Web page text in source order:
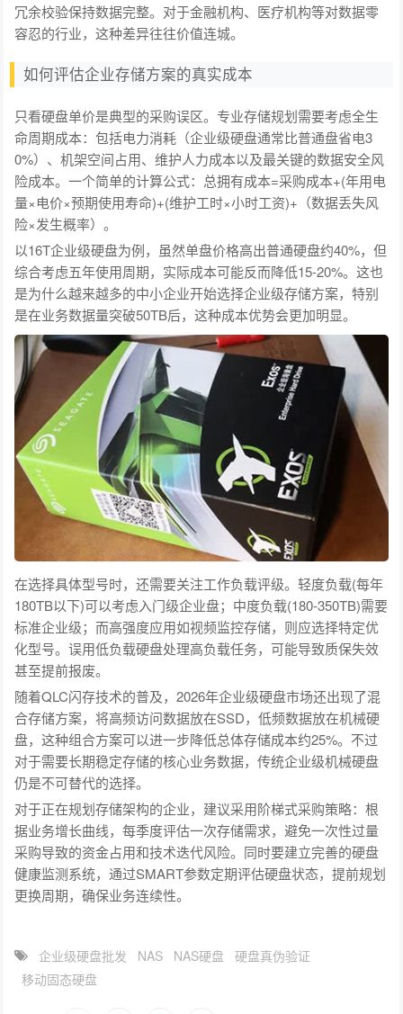
冗余校验保持数据完整。对于金融机构、医疗机构等对数据零
容忍的行业，这种差异往往价值连城。
如何评估企业存储方案的真实成本
只看硬盘单价是典型的采购误区。专业存储规划需要考虑全生
命周期成本：包括电力消耗（企业级硬盘通常比普通盘省电3
0%）、机架空间占用、维护人力成本以及最关键的数据安全风
险成本。一个简单的计算公式：总拥有成本=采购成本+(年用电
量×电价×预期使用寿命)+(维护工时×小时工资)+（数据丢失风
险×发生概率）。
以16T企业级硬盘为例，虽然单盘价格高出普通硬盘约40%，但
综合考虑五年使用周期，实际成本可能反而降低15-20%。这也
是为什么越来越多的中小企业开始选择企业级存储方案，特别
是在业务数据量突破50TB后，这种成本优势会更加明显。
在选择具体型号时，还需要关注工作负载评级。轻度负载(每年
180TB以下)可以考虑入门级企业盘；中度负载(180-350TB)需要
标准企业级；而高强度应用如视频监控存储，则应选择特定优
化型号。误用低负载硬盘处理高负载任务，可能导致质保失效
甚至提前报废。
随着QLC闪存技术的普及，2026年企业级硬盘市场还出现了混
合存储方案，将高频访问数据放在SSD，低频数据放在机械硬
盘，这种组合方案可以进一步降低总体存储成本约25%。不过
对于需要长期稳定存储的核心业务数据，传统企业级机械硬盘
仍是不可替代的选择。
对于正在规划存储架构的企业，建议采用阶梯式采购策略：根
据业务增长曲线，每季度评估一次存储需求，避免一次性过量
采购导致的资金占用和技术迭代风险。同时要建立完善的硬盘
健康监测系统，通过SMART参数定期评估硬盘状态，提前规划
更换周期，确保业务连续性。
企业级硬盘批发 NAS NAS硬盘
硬盘真伪验证
移动固态硬盘